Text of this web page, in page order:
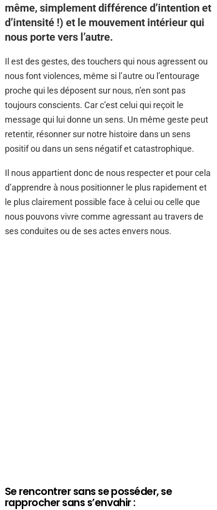
même, simplement différence d’intention et
d’intensité !) et le mouvement intérieur qui
nous porte vers l’autre.
Il est des gestes, des touchers qui nous agressent ou
nous font violences, même si l’autre ou l’entourage
proche qui les déposent sur nous, n’en sont pas
toujours conscients. Car c’est celui qui reçoit le
message qui lui donne un sens. Un même geste peut
retentir, résonner sur notre histoire dans un sens
positif ou dans un sens négatif et catastrophique.
Il nous appartient donc de nous respecter et pour cela
d’apprendre à nous positionner le plus rapidement et
le plus clairement possible face à celui ou celle que
nous pouvons vivre comme agressant au travers de
ses conduites ou de ses actes envers nous.
Se rencontrer sans se posséder, se
rapprocher sans s’envahir :